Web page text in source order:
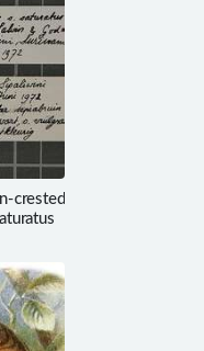
crested